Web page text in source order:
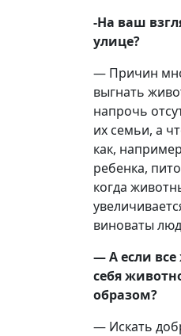
-На ваш
улице?
— Причин
выгнать
напрочь
их семьи, а
как,
ребенка,
когда
виноваты
— А если все
себя
образом?
— Искать